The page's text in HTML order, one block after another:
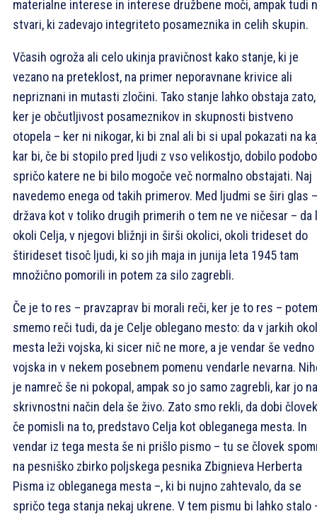
materialne interese in interese družbene moči, ampak tudi
stvari, ki zadevajo integriteto posameznika in celih skupin.
Včasih ogroža ali celo ukinja pravičnost kako stanje, ki je
vezano na preteklost, na primer neporavnane krivice ali
nepriznani in mutasti zločini. Tako stanje lahko obstaja zato,
ker je občutljivost posameznikov in skupnosti bistveno
otopela – ker ni nikogar, ki bi znal ali bi si upal pokazati na
kar bi, če bi stopilo pred ljudi z vso velikostjo, dobilo
spričo katere ne bi bilo mogoče več normalno obstajati. Naj
navedemo enega od takih primerov. Med ljudmi se širi glas –
država kot v toliko drugih primerih o tem ne ve ničesar – da
okoli Celja, v njegovi bližnji in širši okolici, okoli trideset do
štirideset tisoč ljudi, ki so jih maja in junija leta 1945 tam
množično pomorili in potem za silo zagrebli.
Če je to res – pravzaprav bi morali reči, ker je to res – potem
smemo reči tudi, da je Celje oblegano mesto: da v jarkih
mesta leži vojska, ki sicer nič ne more, a je vendar še vedno
vojska in v nekem posebnem pomenu vendarle nevarna.
je namreč še ni pokopal, ampak so jo samo zagrebli, kar jo na
skrivnostni način dela še živo. Zato smo rekli, da dobi
če pomisli na to, predstavo Celja kot obleganega mesta. In
vendar iz tega mesta še ni prišlo pismo – tu se človek
na pesniško zbirko poljskega pesnika Zbignieva Herberta
Pisma iz obleganega mesta –, ki bi nujno zahtevalo, da se
spričo tega stanja nekaj ukrene. V tem pismu bi lahko stalo